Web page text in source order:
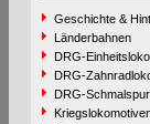
Geschichte &
Länderbahnen
DRG-
DRG-
DRG-